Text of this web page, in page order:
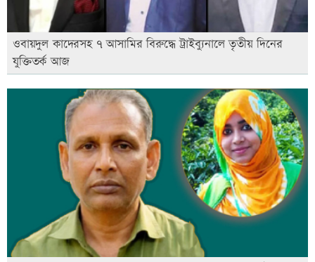
ওবায়দুল কাদেরসহ ৭ আসামির বিরুদ্ধে ট্রাইব্যুনালে তৃতীয় দিনের
যুক্তিতর্ক আজ